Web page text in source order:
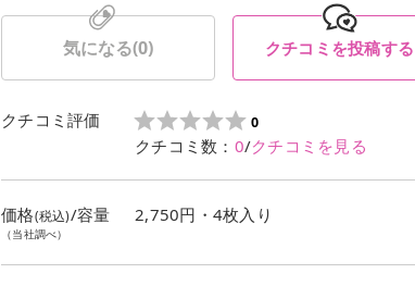
気になる(0) クチコミを投稿する
クチコミ評価 0
クチコミ数： 0/クチコミを見る
価格(税込)/容量
（当社調べ）
2,750円・4枚入り